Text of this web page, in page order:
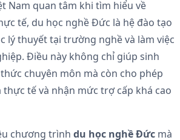
Nam quan tâm khi tìm hiểu về
tế, du học nghề Đức là hệ đào tạo
lý thuyết tại trường nghề và làm việc
Điều này không chỉ giúp sinh
chuyên môn mà còn cho phép
tế và nhận mức trợ cấp khá cao
chương trình du học nghề Đức mà